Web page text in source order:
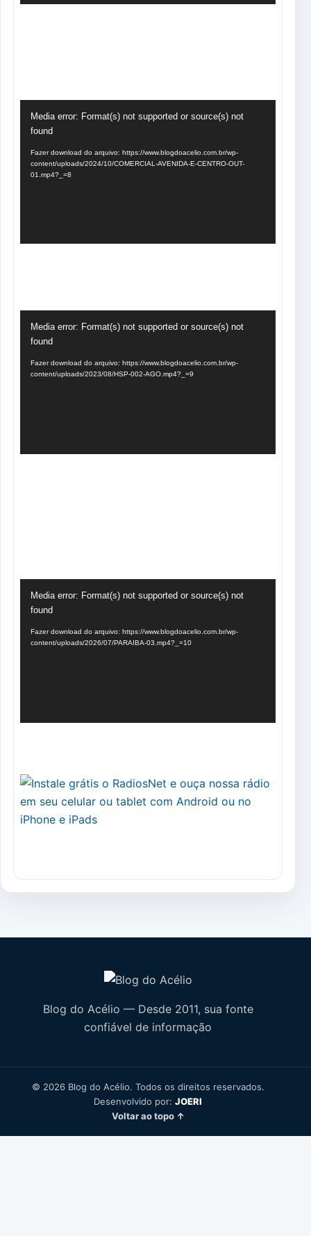
de
Media error: Format(s) not supported or source(s) not
found
Fazer download do arquivo: https://www.blogdoacelio.com.br/wp-
content/uploads/2024/10/COMERCIAL-AVENIDA-E-CENTRO-OUT-
01.mp4?_=8
de
Media error: Format(s) not supported or source(s) not
found
Fazer download do arquivo: https://www.blogdoacelio.com.br/wp-
content/uploads/2023/08/HSP-002-AGO.mp4?_=9
de
Media error: Format(s) not supported or source(s) not
found
Fazer download do arquivo: https://www.blogdoacelio.com.br/wp-
content/uploads/2026/07/PARAIBA-03.mp4?_=10
Blog do Acélio — Desde 2011, sua fonte
confiável de informação
© 2026 Blog do Acélio. Todos os direitos reservados.
Desenvolvido por: JOERI
Voltar ao topo ↑